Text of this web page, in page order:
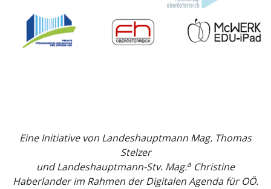
Eine Initiative von Landeshauptmann Mag. Thomas
Stelzer
und Landeshauptmann-Stv. Mag.a Christine
Haberlander im Rahmen der Digitalen Agenda für OÖ.